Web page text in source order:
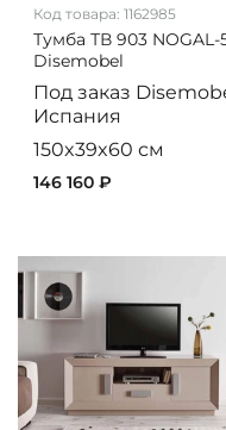
Код товара: 1162985
Тумба ТВ 903 NOGAL-
Disemobel
Под заказ
Испания
150x39x60 см
146 160 ₽